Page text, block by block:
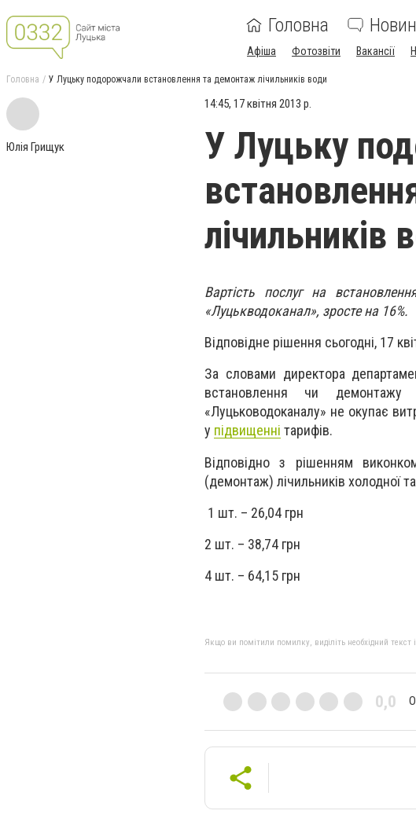
Головна
Афіша Фотозвіти Вакансії
Головна У Луцьку подорожчали встановлення та демонтаж лічильників води
Юлія Грищук
14:45, 17 квітня 2013 р.
У Луцьку
лічильників
Вартість послуг на
«Луцькводоканал», зросте на 16%.
Відповідне рішення сьогодні, 17
За словами директора
встановлення чи демонтажу
«Луцьководоканалу» не окупає
у підвищенні тарифів.
Відповідно з рішенням
(демонтаж) лічильників холодної
1 шт. – 26,04 грн
2 шт. – 38,74 грн
4 шт. – 64,15 грн
Якщо ви помітили помилку, виділіть необхідний
0,0